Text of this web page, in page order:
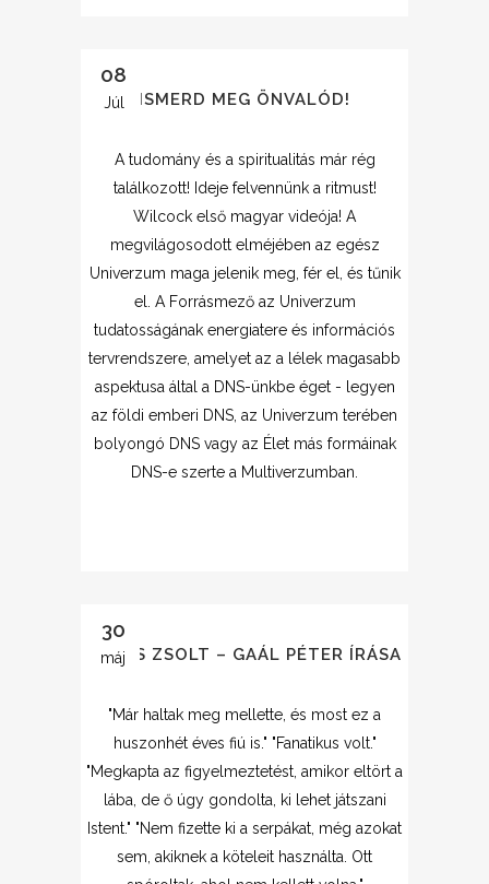
08
Júl ISMERD MEG ÖNVALÓD!
A tudomány és a spiritualitás már rég
találkozott! Ideje felvennünk a ritmust!
Wilcock első magyar videója! A
megvilágosodott elméjében az egész
Univerzum maga jelenik meg, fér el, és tűnik
el. A Forrásmező az Univerzum
tudatosságának energiatere és információs
tervrendszere, amelyet az a lélek magasabb
aspektusa által a DNS-ünkbe éget - legyen
az földi emberi DNS, az Univerzum terében
bolyongó DNS vagy az Élet más formáinak
DNS-e szerte a Multiverzumban.
30
máj
ERŐSS ZSOLT – GAÁL PÉTER ÍRÁSA
"Már haltak meg mellette, és most ez a
huszonhét éves fiú is." "Fanatikus volt."
"Megkapta az figyelmeztetést, amikor eltört a
lába, de ő úgy gondolta, ki lehet játszani
Istent." "Nem fizette ki a serpákat, még azokat
sem, akiknek a köteleit használta. Ott